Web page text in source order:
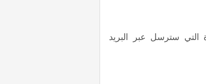
التي سترسل عبر البريد